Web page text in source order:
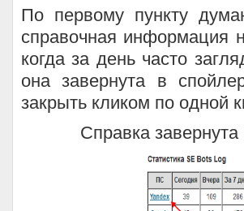
По первому пункту
справочная информация
когда за день часто
она завернута в
закрыть кликом по одной
Справка